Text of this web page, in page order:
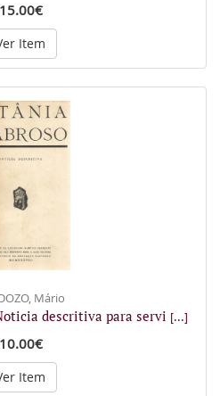
15.00€
Item
Mário
descritiva para servi [...]
10.00€
Item